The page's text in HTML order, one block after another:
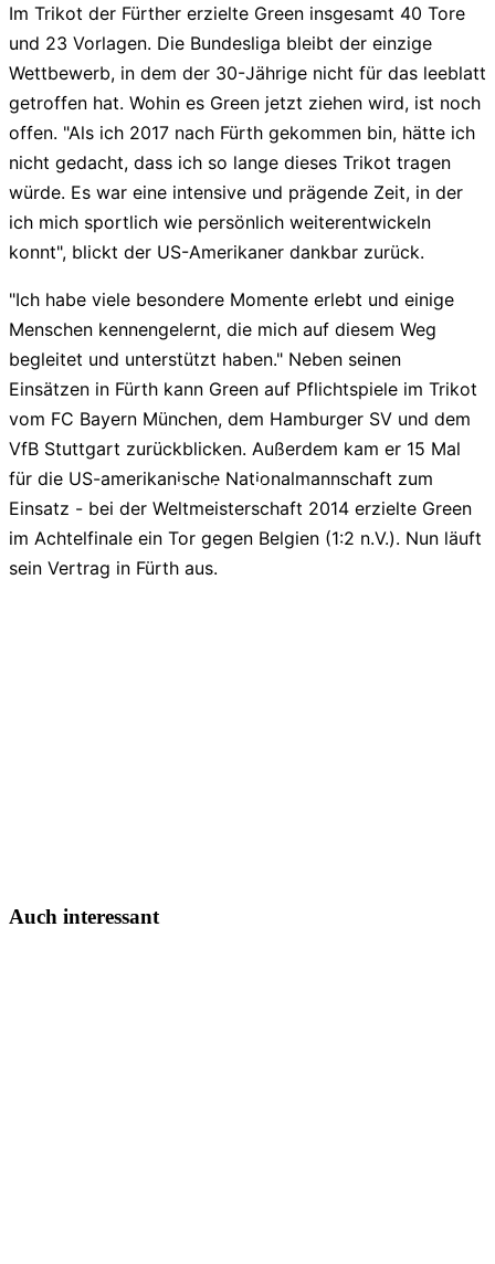
liga2-online.de
Im Trikot der Fürther erzielte Green insgesamt 40 Tore
und 23 Vorlagen. Die Bundesliga bleibt der einzige
Wettbewerb, in dem der 30-Jährige nicht für das leeblatt
getroffen hat. Wohin es Green jetzt ziehen wird, ist noch
offen. "Als ich 2017 nach Fürth gekommen bin, hätte ich
nicht gedacht, dass ich so lange dieses Trikot tragen
würde. Es war eine intensive und prägende Zeit, in der
ich mich sportlich wie persönlich weiterentwickeln
konnt", blickt der US-Amerikaner dankbar zurück.
"Ich habe viele besondere Momente erlebt und einige
Menschen kennengelernt, die mich auf diesem Weg
begleitet und unterstützt haben." Neben seinen
Einsätzen in Fürth kann Green auf Pflichtspiele im Trikot
vom FC Bayern München, dem Hamburger SV und dem
VfB Stuttgart zurückblicken. Außerdem kam er 15 Mal
für die US-amerikanische Nationalmannschaft zum
Einsatz - bei der Weltmeisterschaft 2014 erzielte Green
im Achtelfinale ein Tor gegen Belgien (1:2 n.V.). Nun läuft
sein Vertrag in Fürth aus.
Auch interessant